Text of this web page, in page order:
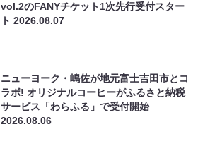
vol.2のFANYチケット1次先行受付スター
ト2026.08.07
ニューヨーク・嶋佐が地元富士吉田市とコ
ラボ! オリジナルコーヒーがふるさと納税
サービス「わらふる」で受付開始
2026.08.06